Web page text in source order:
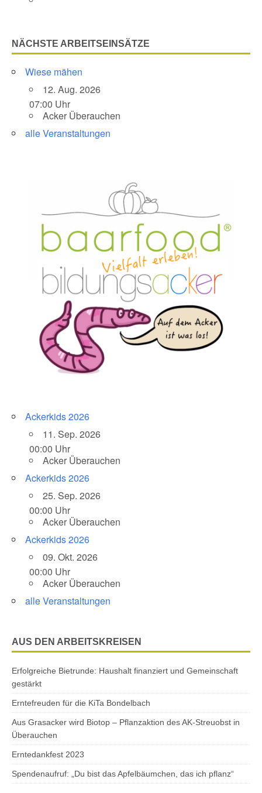
NÄCHSTE ARBEITSEINSÄTZE
Wiese mähen
12. Aug. 2026
07:00 Uhr
Acker Überauchen
alle Veranstaltungen
Ackerkids 2026
11. Sep. 2026
00:00 Uhr
Acker Überauchen
Ackerkids 2026
25. Sep. 2026
00:00 Uhr
Acker Überauchen
Ackerkids 2026
09. Okt. 2026
00:00 Uhr
Acker Überauchen
alle Veranstaltungen
AUS DEN ARBEITSKREISEN
Erfolgreiche Bietrunde: Haushalt finanziert und Gemeinschaft
gestärkt
Erntefreuden für die KiTa Bondelbach
Aus Grasacker wird Biotop – Pflanzaktion des AK-Streuobst in
Überauchen
Erntedankfest 2023
Spendenaufruf: „Du bist das Apfelbäumchen, das ich pflanz“